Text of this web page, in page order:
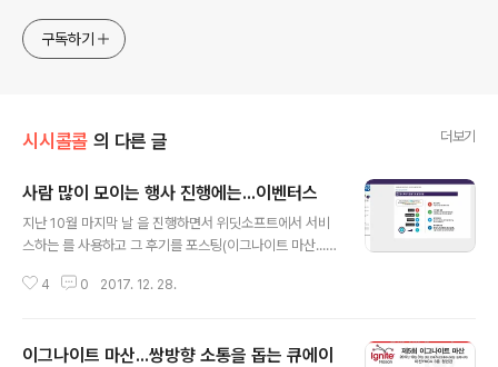
http://www.facebook.com/ymcaman
구독하기
시시콜콜 의 다른 글 더보기
사람 많이 모이는 행사 진행에는...이벤터스
지난 10월 마지막 날 을 진행하면서 위딧소프트에서 서비
스하는 를 사용하고 그 후기를 포스팅(이그나이트 마산...쌍
에게 '실시간 소통이 아주 좋았다'는 긍정적인 평가를 받았
를 활용하였습니다. 블로그에 포스팅하면서 이그나이트 때
4 0 2017. 12. 28.
이그나이트 마산...쌍방향 소통을 돕는 큐에이